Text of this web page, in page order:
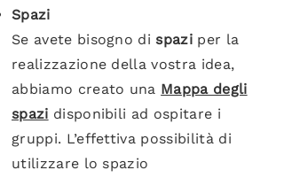
Spazi
Se avete bisogno dispazi per la
realizzazione della vostra idea,
abbiamo creato una Mappa degli
spazi disponibili ad ospitare i
gruppi. L’effettiva possibilità di
utilizzare lo spazio